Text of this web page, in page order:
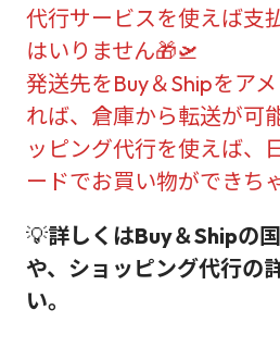
代行サービスを使えば支
はいりません🎁🛫
発送先をBuy＆Shipをア
れば、倉庫から転送が可
ッピング代行を使えば、
ードでお買い物ができち
💡詳しくはBuy＆Shipの
や、ショッピング代行の
い。